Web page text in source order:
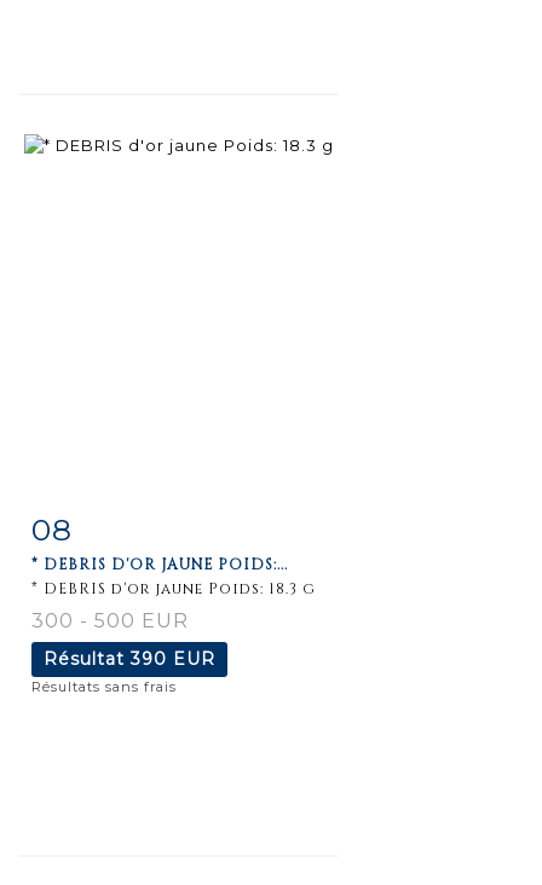
détaillée
08
* DEBRIS D'OR JAUNE POIDS:...
* DEBRIS d'or jaune Poids: 18.3 g
300 - 500 EUR
Résultat390 EUR
Résultats sans frais